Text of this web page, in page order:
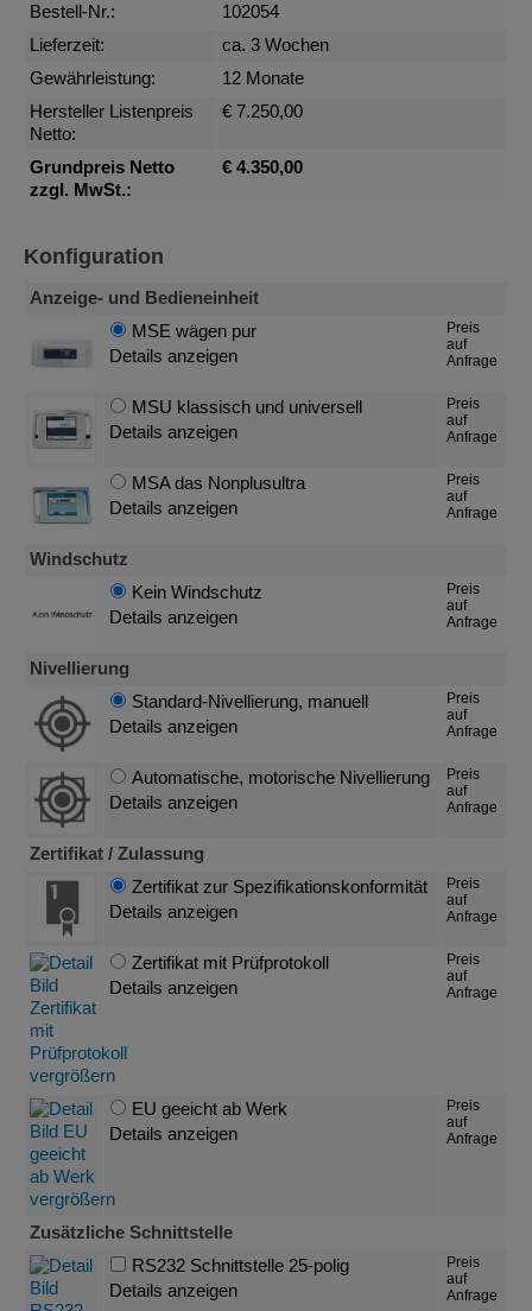
Bestell-Nr.:
102054
Lieferzeit:
ca. 3 Wochen
Gewährleistung:
12 Monate
Hersteller Listenpreis
Netto:
€ 7.250,00
Grundpreis Netto
zzgl. MwSt.:
€ 4.350,00
Konfiguration
Anzeige- und Bedieneinheit
MSE wägen pur
Details anzeigen
Preis
auf
Anfrage
MSU klassisch und universell
Details anzeigen
Preis
auf
Anfrage
MSA das Nonplusultra
Details anzeigen
Preis
auf
Anfrage
Windschutz
Kein Windschutz
Details anzeigen
Preis
auf
Anfrage
Nivellierung
Standard-Nivellierung, manuell
Details anzeigen
Preis
auf
Anfrage
Automatische, motorische Nivellierung
Details anzeigen
Preis
auf
Anfrage
Zertifikat / Zulassung
Zertifikat zur Spezifikationskonformität
Details anzeigen
Preis
auf
Anfrage
Zertifikat mit Prüfprotokoll
Details anzeigen
Preis
auf
Anfrage
EU geeicht ab Werk
Details anzeigen
Preis
auf
Anfrage
Zusätzliche Schnittstelle
RS232 Schnittstelle 25-polig
Details anzeigen
Preis
auf
Anfrage